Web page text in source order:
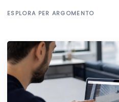
ESPLORA PER ARGOMENTO